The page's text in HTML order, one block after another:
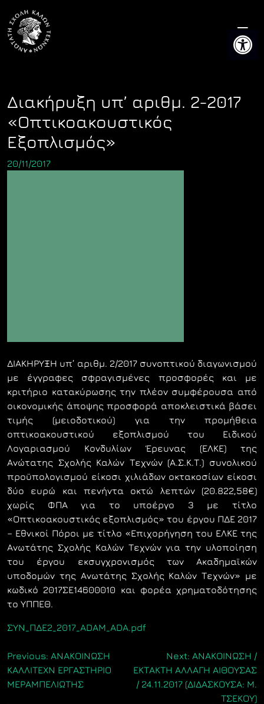
content
Διακήρυξη υπ’ αριθμ. 2-2017
«Οπτικοακουστικός
Εξοπλισμός»
20/11/2017
ΔΙΑΚΗΡΥΞΗ υπ’ αριθμ. 2/2017 συνοπτικού διαγωνισμού
με έγγραφες σφραγισμένες προσφορές και με
κριτήριο κατακύρωσης την πλέον συμφέρουσα από
οικονομικής άποψης προσφορά αποκλειστικά βάσει
τιμής (μειοδοτικού) για την προμήθεια
οπτικοακουστικού εξοπλισμού του Ειδικού
Λογαριασμού Κονδυλίων Έρευνας (ΕΛΚΕ) της
Ανώτατης Σχολής Καλών Τεχνών (Α.Σ.Κ.Τ.) συνολικού
προϋπολογισμού είκοσι χιλιάδων οκτακοσίων είκοσι
δύο ευρώ και πενήντα οκτώ λεπτών (20.822,58€)
χωρίς ΦΠΑ για το υποέργο 3 με τίτλο
«Οπτικοακουστικός εξοπλισμός» του έργου ΠΔΕ 2017
– Εθνικοί Πόροι με τίτλο «Επιχορήγηση του ΕΛΚΕ της
Ανωτάτης Σχολής Καλών Τεχνών για την υλοποίηση
του έργου εκσυγχρονισμός των Ακαδημαϊκών
υποδομών της Ανωτάτης Σχολής Καλών Τεχνών» με
κωδικό 2017ΣΕ14600010 και φορέα χρηματοδότησης
το ΥΠΠΕΘ.
ΣΥΝ_ΠΔΕ2_2017_ADAM_ADA.pdf
Πλοήγηση
άρθρων
Previous: ΑΝΑΚΟΙΝΩΣΗ
ΚΑΛΛΙΤΕΧΝ ΕΡΓΑΣΤHΡIO
ΜΕΡΑΜΠΕΛΙΩΤΗΣ
Next: ΑΝΑΚΟΙΝΩΣΗ /
ΕΚΤΑΚΤΗ ΑΛΛΑΓΗ ΑΙΘΟΥΣΑΣ
/ 24.11.2017 (ΔΙΔΑΣΚΟΥΣΑ: Μ.
ΤΣΕΚΟΥ)